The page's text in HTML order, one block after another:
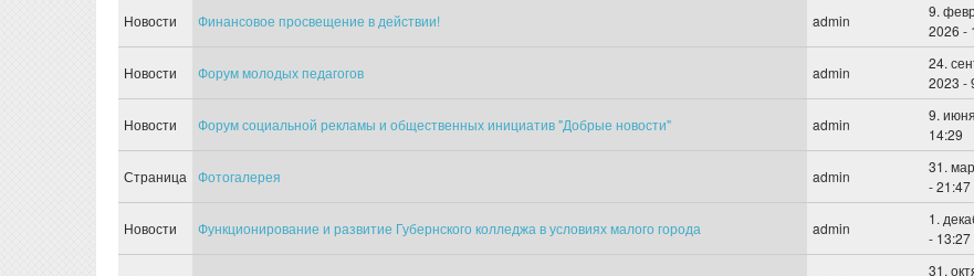
Новости Финансовое просвещение в действии! admin
9.
2026 -
Новости Форум молодых педагогов admin
24.
2023 -
Новости Форум социальной рекламы и общественных инициатив "Добрые новости" admin
9.
14:29
Страница Фотогалерея admin
31.
- 21:47
Новости Функционирование и развитие Губернского колледжа в условиях малого города admin
1.
- 13:27
31.